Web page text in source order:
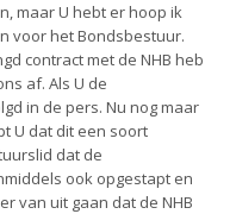
maar U hebt er hoop ik
voor het Bondsbestuur.
contract met de NHB heb
af. Als U de
in de pers. Nu nog maar
U dat dit een soort
dat de
ook opgestapt en
van uit gaan dat de NHB